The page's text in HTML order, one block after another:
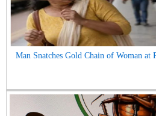
Man Snatches Gold Chain of Woman at